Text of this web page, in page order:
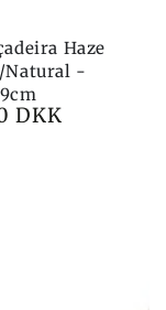
Haze
Natural -
DKK